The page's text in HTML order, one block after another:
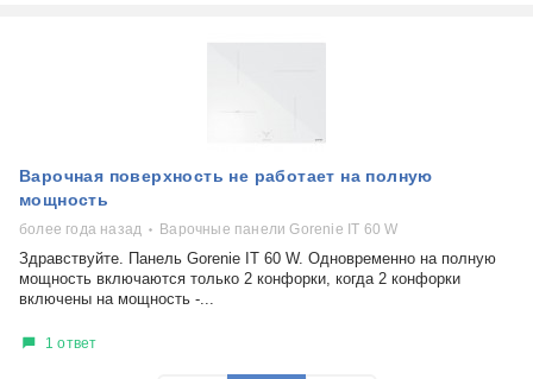
Варочная поверхность не работает на полную
мощность
более года назад Варочные панели Gorenie IT 60 W
Здравствуйте. Панель Gorenie IT 60 W. Одновременно на полную
мощность включаются только 2 конфорки, когда 2 конфорки
включены на мощность -...
1 ответ